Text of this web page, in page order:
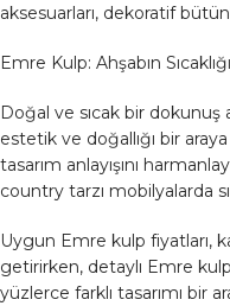
aksesuarları, dekoratif
Emre Kulp: Ahşabın
Doğal ve sıcak bir
estetik ve doğallığı bir
tasarım anlayışını
country tarzı mobilyalarda
Uygun Emre kulp fiyatları,
getirirken, detaylı Emre
yüzlerce farklı tasarımı bir